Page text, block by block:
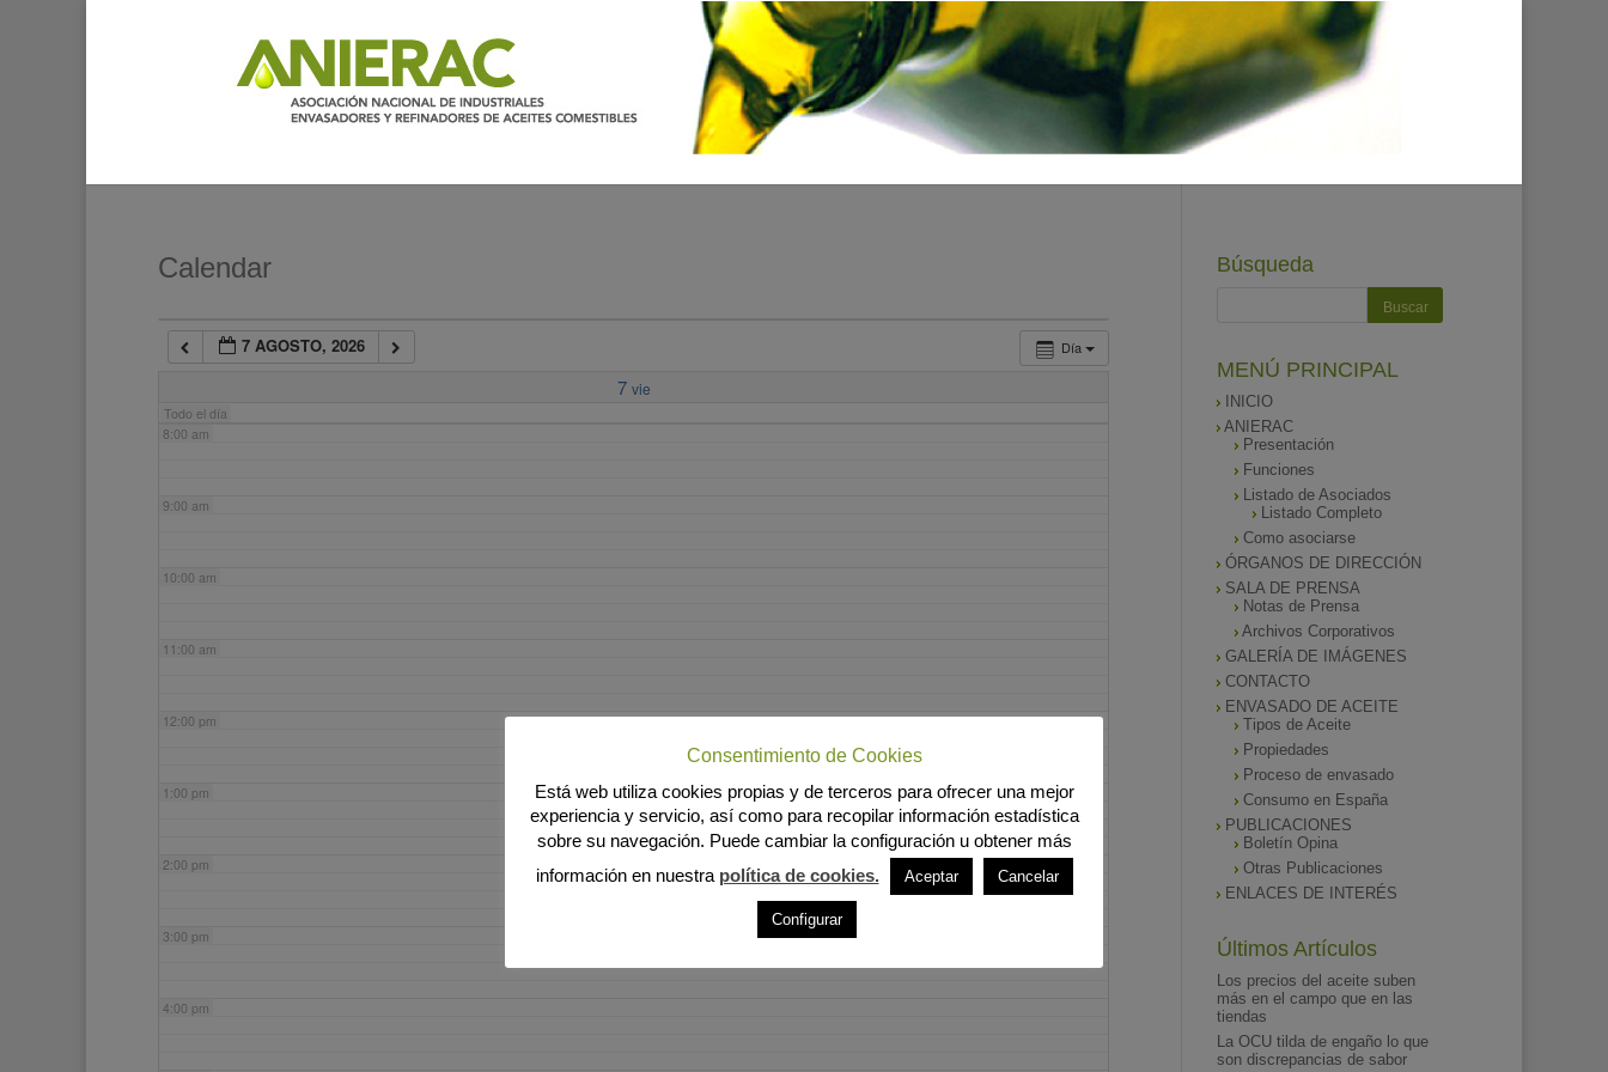
Calendar
Día
7 AGOSTO, 2026
7 vie
Todo el día
7:00 am
8:00 am
9:00 am
10:00 am
11:00 am
12:00 pm
1:00 pm
2:00 pm
3:00 pm
4:00 pm
Búsqueda
MENÚ PRINCIPAL
INICIO
ANIERAC
Presentación
Funciones
Listado de Asociados
Listado Completo
Como asociarse
ÓRGANOS DE DIRECCIÓN
SALA DE PRENSA
Notas de Prensa
Archivos Corporativos
GALERÍA DE IMÁGENES
CONTACTO
ENVASADO DE ACEITE
Tipos de Aceite
Propiedades
Proceso de envasado
Consumo en España
PUBLICACIONES
Boletín Opina
Otras Publicaciones
ENLACES DE INTERÉS
Últimos Artículos
Los precios del aceite suben
más en el campo que en las
tiendas
La OCU tilda de engaño lo que
son discrepancias de sabor
Consentimiento de Cookies
Está web utiliza cookies propias y de terceros para ofrecer una mejor
experiencia y servicio, así como para recopilar información estadística
sobre su navegación. Puede cambiar la configuración u obtener más
información en nuestra política de cookies. Aceptar Cancelar
Configurar